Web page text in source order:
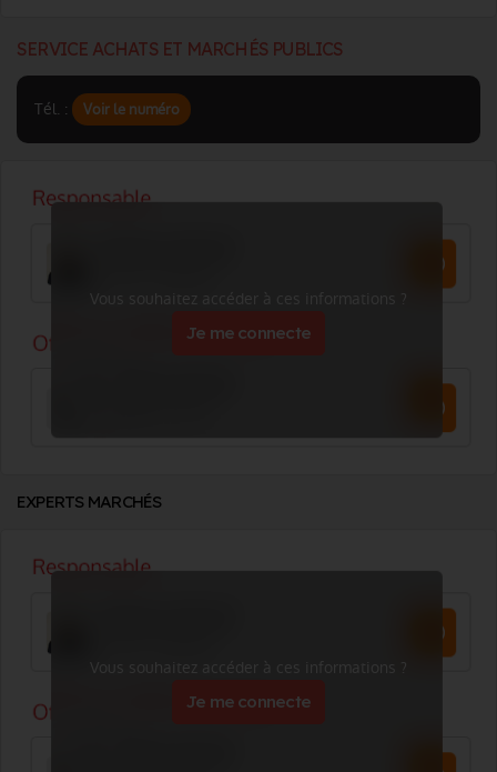
SERVICE ACHATS ET MARCHÉS PUBLICS
Tél. : Voir le numéro
Vous souhaitez accéder à ces informations ?
Je me connecte
EXPERTS MARCHÉS
Vous souhaitez accéder à ces informations ?
Je me connecte